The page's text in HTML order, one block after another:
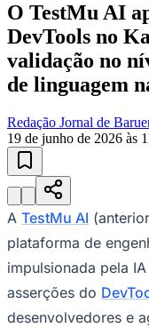
Sport
O TestMu AI
DevTools no
validação no
de linguagem
Redação Jornal de
19 de junho de 2026 às
A TestMu AI
plataforma de
impulsionada pela
asserções do
desenvolvedores e